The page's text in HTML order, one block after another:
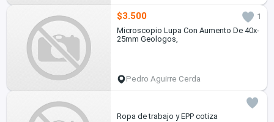
$3.500
1
Microscopio Lupa Con Aumento De 40x-
25mm Geologos,
Pedro Aguirre Cerda
Ropa de trabajo y EPP cotiza